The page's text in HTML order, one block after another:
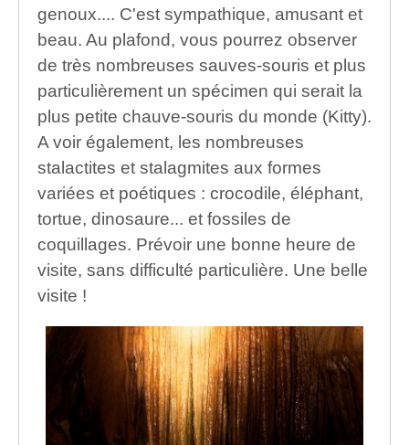
genoux.... C'est sympathique, amusant et
beau. Au plafond, vous pourrez observer
de très nombreuses sauves-souris et plus
particulièrement un spécimen qui serait la
plus petite chauve-souris du monde (Kitty).
A voir également, les nombreuses
stalactites et stalagmites aux formes
variées et poétiques : crocodile, éléphant,
tortue, dinosaure... et fossiles de
coquillages. Prévoir une bonne heure de
visite, sans difficulté particulière. Une belle
visite !